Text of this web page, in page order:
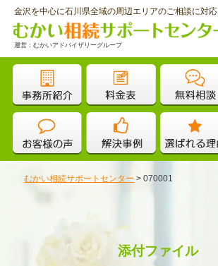
金沢を中心に石川県全域の周辺エリアのご相談に対応
運営：むかいアドバイザリーグループ
むかい相続サポートセンター >070001
添付ファイル